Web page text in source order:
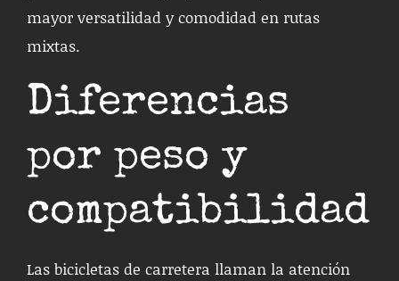
mayor versatilidad y comodidad en rutas
mixtas.
Diferencias
por peso y
compatibilidad
Las bicicletas de carretera llaman la atención